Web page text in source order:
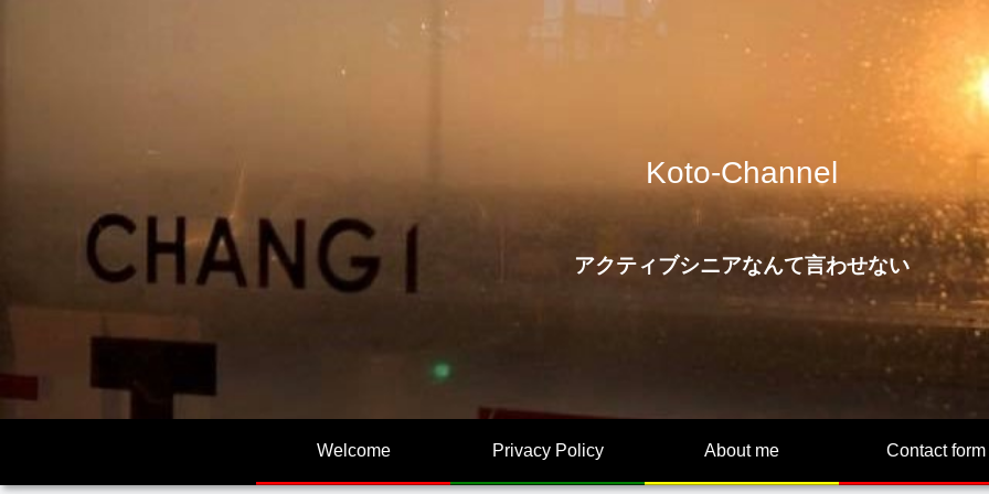
Koto-Channel
アクティブシニアなんて言わせない
Welcome Privacy Policy About me Contact form